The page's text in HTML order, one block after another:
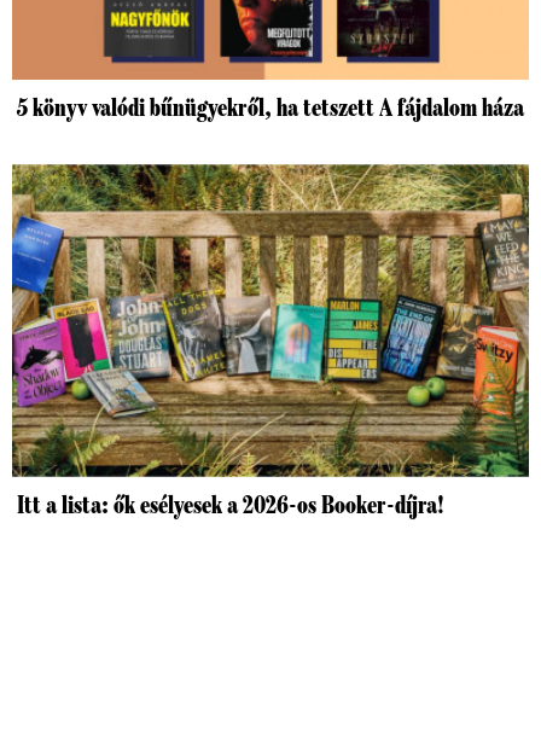
5 könyv valódi bűnügyekről, ha tetszett A fájdalom háza
Itt a lista: ők esélyesek a 2026-os Booker-díjra!